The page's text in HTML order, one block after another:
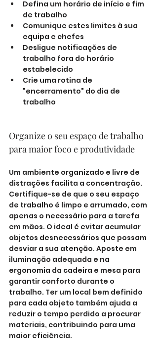
Defina um horário de início e fim
de trabalho
Comunique estes limites à sua
equipa e chefes
Desligue notificações de
trabalho fora do horário
estabelecido
Crie uma rotina de
"encerramento" do dia de
trabalho
Organize o seu espaço de trabalho
para maior foco e produtividade
Um ambiente organizado e livre de
distrações facilita a concentração.
Certifique-se de que o seu espaço
de trabalho é limpo e arrumado, com
apenas o necessário para a tarefa
em mãos. O ideal é evitar acumular
objetos desnecessários que possam
desviar a sua atenção. Aposte em
iluminação adequada e na
ergonomia da cadeira e mesa para
garantir conforto durante o
trabalho. Ter um local bem definido
para cada objeto também ajuda a
reduzir o tempo perdido a procurar
materiais, contribuindo para uma
maior eficiência.